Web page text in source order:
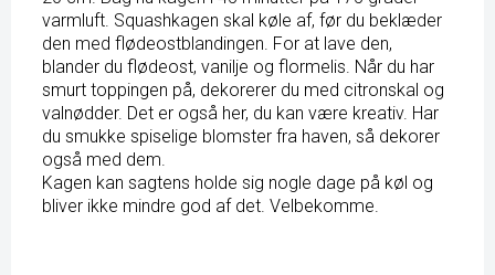
varmluft. Squashkagen skal køle af, før du beklæder
den med flødeostblandingen. For at lave den,
blander du flødeost, vanilje og flormelis. Når du har
smurt toppingen på, dekorerer du med citronskal og
valnødder. Det er også her, du kan være kreativ. Har
du smukke spiselige blomster fra haven, så dekorer
også med dem.
Kagen kan sagtens holde sig nogle dage på køl og
bliver ikke mindre god af det. Velbekomme.